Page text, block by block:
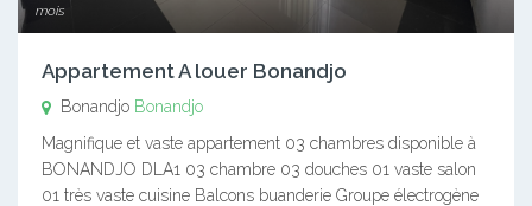
mois
Appartement A louer Bonandjo
Bonandjo Bonandjo
Magnifique et vaste appartement 03 chambres disponible à
BONANDJO DLA1 03 chambre 03 douches 01 vaste salon
01 très vaste cuisine Balcons buanderie Groupe électrogène